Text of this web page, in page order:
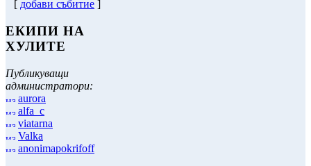
[ добави събитие ]
ЕКИПИ НА
ХУЛИТЕ
Публикуващи
администратори:
aurora
alfa_c
viatarna
Valka
anonimapokrifoff